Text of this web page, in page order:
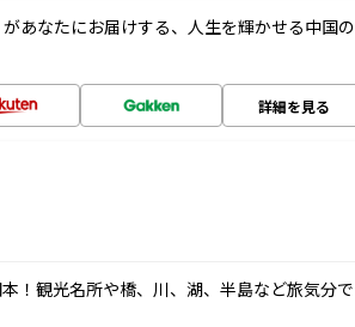
あなたにお届けする、人生を輝かせる中国の
詳細を見る
！観光名所や橋、川、湖、半島など旅気分で